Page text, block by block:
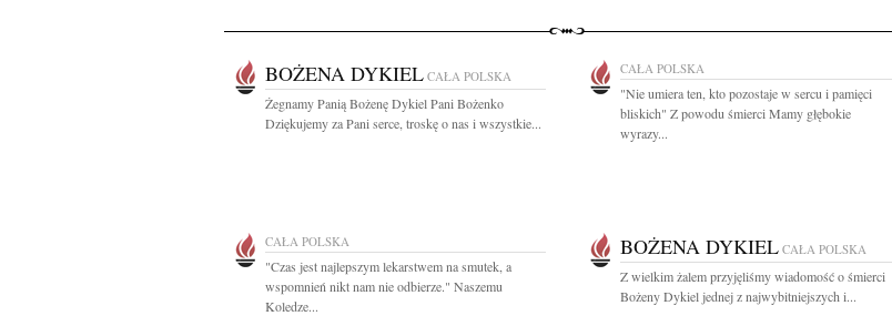
BOŻENA DYKIEL CAŁA POLSKA
Żegnamy Panią Bożenę Dykiel Pani Bożenko
Dziękujemy za Pani serce, troskę o nas i wszystkie...
CAŁA POLSKA
"Nie umiera ten, kto pozostaje w sercu i pamięci
bliskich" Z powodu śmierci Mamy głębokie
wyrazy...
CAŁA POLSKA
"Czas jest najlepszym lekarstwem na smutek, a
wspomnień nikt nam nie odbierze." Naszemu
Koledze...
BOŻENA DYKIEL CAŁA POLSKA
Z wielkim żalem przyjęliśmy wiadomość o śmierci
Bożeny Dykiel jednej z najwybitniejszych i...